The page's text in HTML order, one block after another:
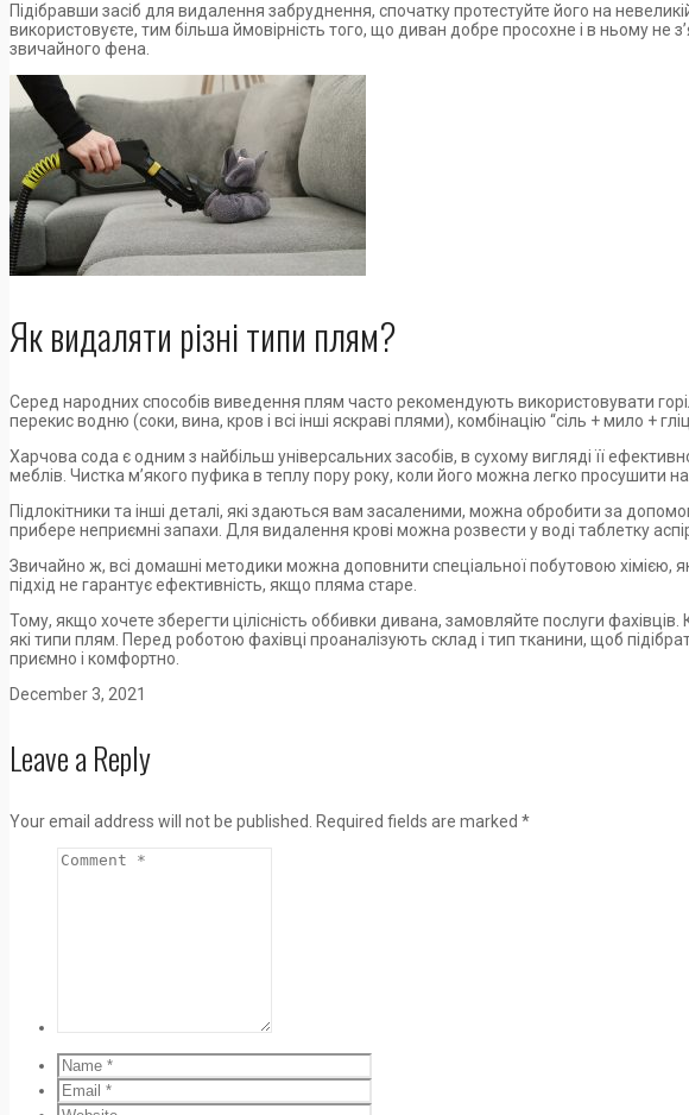
Підібравши засіб для видалення забруднення, спочатку протестуйте його на
використовуєте, тим більша ймовірність того, що диван добре просохне і в ньому
звичайного фена.
Як видаляти різні типи плям?
Серед народних способів виведення плям часто рекомендують використовувати
перекис водню (соки, вина, кров і всі інші яскраві плями), комбінацію “сіль + мило +
Харчова сода є одним з найбільш універсальних засобів, в сухому вигляді її
меблів. Чистка м’якого пуфика в теплу пору року, коли його можна легко
Підлокітники та інші деталі, які здаються вам засаленими, можна обробити за
прибере неприємні запахи. Для видалення крові можна розвести у воді таблетку
Звичайно ж, всі домашні методики можна доповнити спеціальної побутовою хімією,
підхід не гарантує ефективність, якщо пляма старе.
Тому, якщо хочете зберегти цілісність оббивки дивана, замовляйте послуги
які типи плям. Перед роботою фахівці проаналізують склад і тип тканини, щоб
приємно і комфортно.
December 3, 2021
Leave a Reply
Your email address will not be published. Required fields are marked *